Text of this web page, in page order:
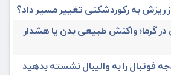
ریزش به رکوردشکنی تغییر مسیر داد؟
گرما؛ واکنش طبیعی بدن یا هشدار
فوتبال را به والیبال نشسته بدهید